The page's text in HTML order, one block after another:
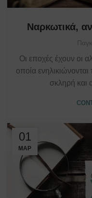
Ναρκωτικά,
Οι εποχές έχουν οι
οποία ενηλικιώνονται
σκληρή και
01
ΜΑΡ